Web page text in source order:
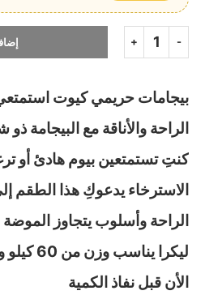
بيجامات حريمي كيوت استمتعي
الراحة والأناقة مع
كنتِ تستمتعين بيوم هادئ أو
الاسترخاء يدعوكِ هذا الطقم
الراحة وأسلوب يتجاوز
الأن قبل نفاذ الكمية